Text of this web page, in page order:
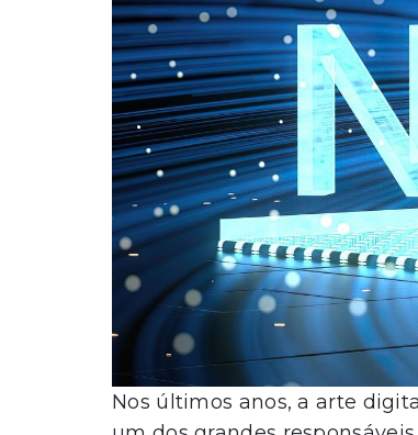
Nos últimos anos, a arte
um dos grandes